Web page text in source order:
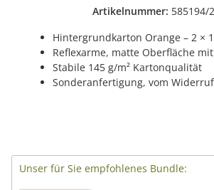
Artikelnummer: 585194/
Hintergrundkarton Orange – 2 ×
Reflexarme, matte Oberfläche
Stabile 145 g/m² Kartonqualität
Sonderanfertigung, vom
Unser für Sie empfohlenes Bundle: